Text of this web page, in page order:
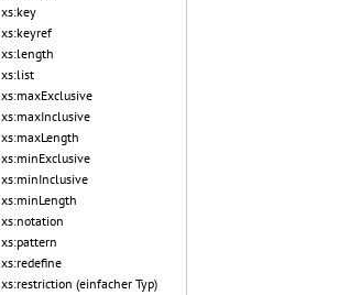
xs:key
xs:keyref
xs:length
xs:list
xs:maxExclusive
xs:maxInclusive
xs:maxLength
xs:minExclusive
xs:minInclusive
xs:minLength
xs:notation
xs:pattern
xs:redefine
xs:restriction (einfacher Typ)